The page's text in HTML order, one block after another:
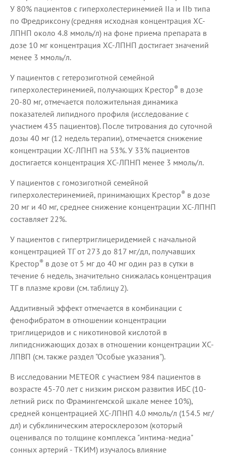
У 80% пациентов с гиперхолестеринемией IIа и IIb типа
по Фредриксону (средняя исходная концентрация ХС-
ЛПНП около 4.8 ммоль/л) на фоне приема препарата в
дозе 10 мг концентрация ХС-ЛПНП достигает значений
менее 3 ммоль/л.
У пациентов с гетерозиготной семейной
гиперхолестеринемией, получающих Крестор® в дозе
20-80 мг, отмечается положительная динамика
показателей липидного профиля (исследование с
участием 435 пациентов). После титрования до суточной
дозы 40 мг (12 недель терапии), отмечается снижение
концентрации ХС-ЛПНП на 53%. У 33% пациентов
достигается концентрация ХС-ЛПНП менее 3 ммоль/л.
У пациентов с гомозиготной семейной
гиперхолестеринемией, принимающих Крестор® в дозе
20 мг и 40 мг, среднее снижение концентрации ХС-ЛПНП
составляет 22%.
У пациентов с гипертриглицеридемией с начальной
концентрацией ТГ от 273 до 817 мг/дл, получавших
Крестор® в дозе от 5 мг до 40 мг один раз в сутки в
течение 6 недель, значительно снижалась концентрация
ТГ в плазме крови (см. таблицу 2).
Аддитивный эффект отмечается в комбинации с
фенофибратом в отношении концентрации
триглицеридов и с никотиновой кислотой в
липидснижающих дозах в отношении концентрации ХС-
ЛПВП (см. также раздел "Особые указания").
В исследовании METEOR с участием 984 пациентов в
возрасте 45-70 лет с низким риском развития ИБС (10-
летний риск по Фрамингемской шкале менее 10%),
средней концентрацией ХС-ЛПНП 4.0 ммоль/л (154.5 мг/
дл) и субклиническим атеросклерозом (который
оценивался по толщине комплекса "интима-медиа"
сонных артерий - ТКИМ) изучалось влияние